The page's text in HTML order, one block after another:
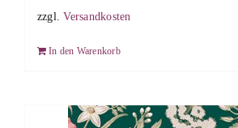
zzgl.Versandkosten
In den Warenkorb